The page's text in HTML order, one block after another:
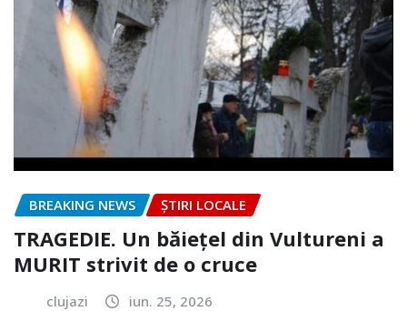
BREAKING NEWS ȘTIRI LOCALE
TRAGEDIE. Un băiețel din Vultureni a
MURIT strivit de o cruce
clujazi iun. 25, 2026